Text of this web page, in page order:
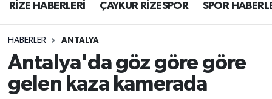
RİZE HABERLERİ ÇAYKUR RİZESPOR SPOR
HABERLER ANTALYA
Antalya'da göz göre göre
gelen kaza kamerada
Asayiş
Rize Jandarma Komutanlığı
Bilim Teknoloji
Merkez Trafik Yoğunluk Haritası
Süper Lig Puan Durumu ve Fikstür
Tüm Manşetler